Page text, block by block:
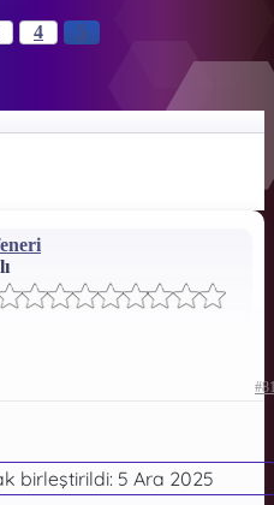
4 5
birleştirildi: 5 Ara 2025